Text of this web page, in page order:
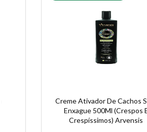
Creme Ativador De Cachos
Enxague 500Ml (Crespos
Crespíssimos) Arvensis